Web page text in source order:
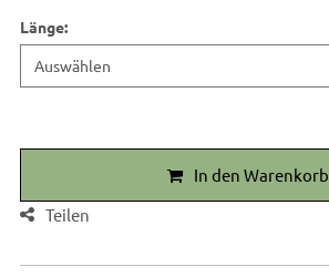
Länge:
In den Warenkorb
Teilen